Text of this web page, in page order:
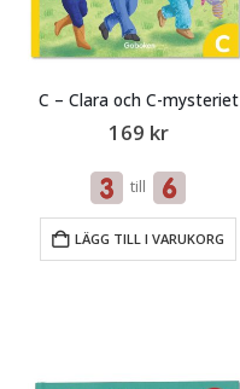
C – Clara och C-mysteriet
169 kr
till
LÄGG TILL I VARUKORG